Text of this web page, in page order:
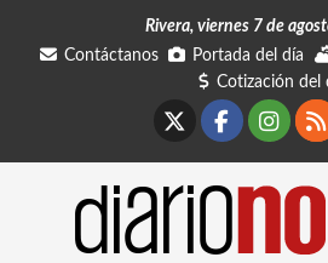
Rivera, viernes 7 de
Contáctanos
Portada del día
Cotización del